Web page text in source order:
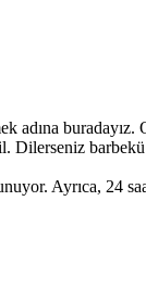
adına
Dilerseniz
Ayrıca, 24